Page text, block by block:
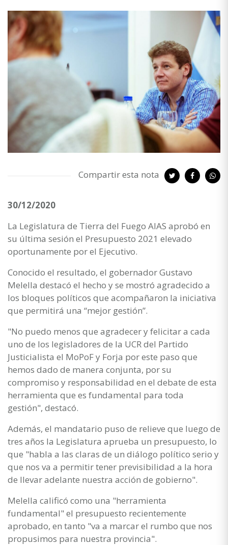
Compartir esta nota
30/12/2020
La Legislatura de Tierra del Fuego AIAS aprobó en
su última sesión el Presupuesto 2021 elevado
oportunamente por el Ejecutivo.
Conocido el resultado, el gobernador Gustavo
Melella destacó el hecho y se mostró agradecido a
los bloques políticos que acompañaron la iniciativa
que permitirá una “mejor gestión”.
"No puedo menos que agradecer y felicitar a cada
uno de los legisladores de la UCR del Partido
Justicialista el MoPoF y Forja por este paso que
hemos dado de manera conjunta, por su
compromiso y responsabilidad en el debate de esta
herramienta que es fundamental para toda
gestión", destacó.
Además, el mandatario puso de relieve que luego de
tres años la Legislatura aprueba un presupuesto, lo
que "habla a las claras de un diálogo político serio y
que nos va a permitir tener previsibilidad a la hora
de llevar adelante nuestra acción de gobierno".
Melella calificó como una "herramienta
fundamental" el presupuesto recientemente
aprobado, en tanto "va a marcar el rumbo que nos
propusimos para nuestra provincia".